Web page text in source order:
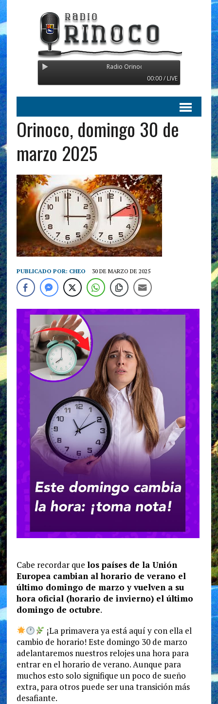
Radio Orinoco - Transmitiendo desde Suecia
00:00 / LIVE
Orinoco, domingo 30 de
marzo 2025
PUBLICADO POR: CHEO 30 DE MARZO DE 2025
Cabe recordar que los países de la Unión
Europea cambian al horario de verano el
último domingo de marzo y vuelven a su
hora oficial (horario de invierno) el último
domingo de octubre.
¡La primavera ya está aquí y con ella el
cambio de horario! Este domingo 30 de marzo
adelantaremos nuestros relojes una hora para
entrar en el horario de verano. Aunque para
muchos esto solo signifique un poco de sueño
extra, para otros puede ser una transición más
desafiante.